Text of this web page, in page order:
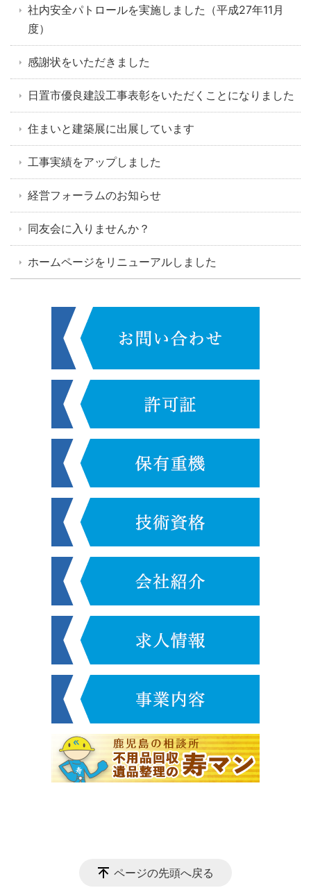
社内安全パトロールを実施しました（平成27年11月
度）
感謝状をいただきました
日置市優良建設工事表彰をいただくことになりました
住まいと建築展に出展しています
工事実績をアップしました
経営フォーラムのお知らせ
同友会に入りませんか？
ホームページをリニューアルしました
ページの先頭へ戻る